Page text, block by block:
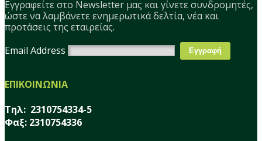
Εγγραφείτε στο Νewsletter μας και γίνετε συνδρομητές,
ώστε να λαμβάνετε ενημερωτικά δελτία, νέα και
προτάσεις της εταιρείας.
Email Address
ΕΠΙΚΟΙΝΩΝΙΑ
Τηλ: 2310754334-5
Φαξ: 2310754336